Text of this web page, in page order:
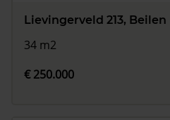
Lievingerveld 213, Beilen
34 m2
€ 250.000